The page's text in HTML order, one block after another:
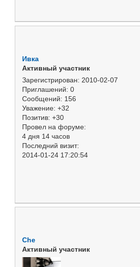
Ивка
Активный участник
Зарегистрирован: 2010-02-07
Приглашений: 0
Сообщений: 156
Уважение: +32
Позитив: +30
Провел на форуме:
4 дня 14 часов
Последний визит:
2014-01-24 17:20:54
Che
Активный участник